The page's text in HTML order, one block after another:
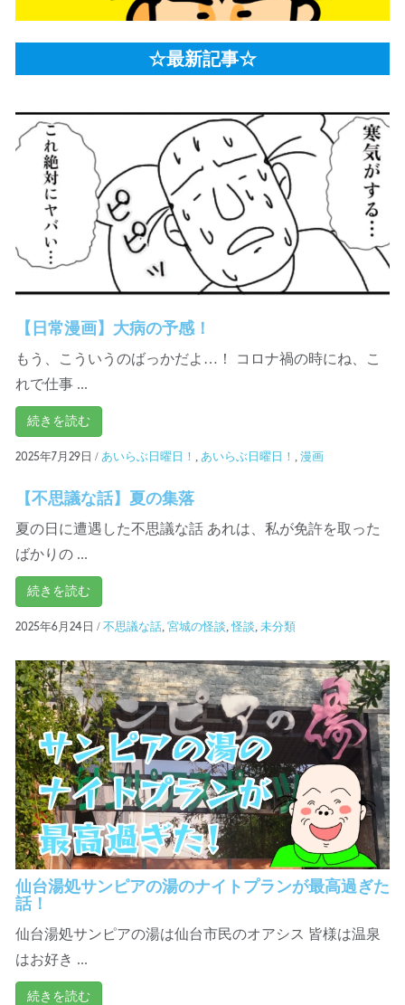
☆最新記事☆
【日常漫画】大病の予感！
もう、こういうのばっかだよ…！ コロナ禍の時にね、こ
れで仕事 ...
続きを読む
2025年7月29日 / あいらぶ日曜日！ , あいらぶ日曜日！ , 漫画
【不思議な話】夏の集落
夏の日に遭遇した不思議な話 あれは、私が免許を取った
ばかりの ...
続きを読む
2025年6月24日 / 不思議な話, 宮城の怪談,怪談, 未分類
仙台湯処サンピアの湯のナイトプランが最高過ぎた
話！
仙台湯処サンピアの湯は仙台市民のオアシス 皆様は温泉
はお好き ...
続きを読む